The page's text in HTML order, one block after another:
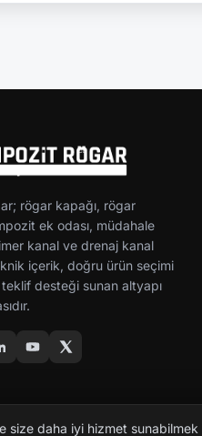
rögar kapağı, rögar
ek odası, müdahale
kanal ve drenaj kanal
içerik, doğru ürün seçimi
desteği sunan altyapı
size daha iyi hizmet sunabilmek